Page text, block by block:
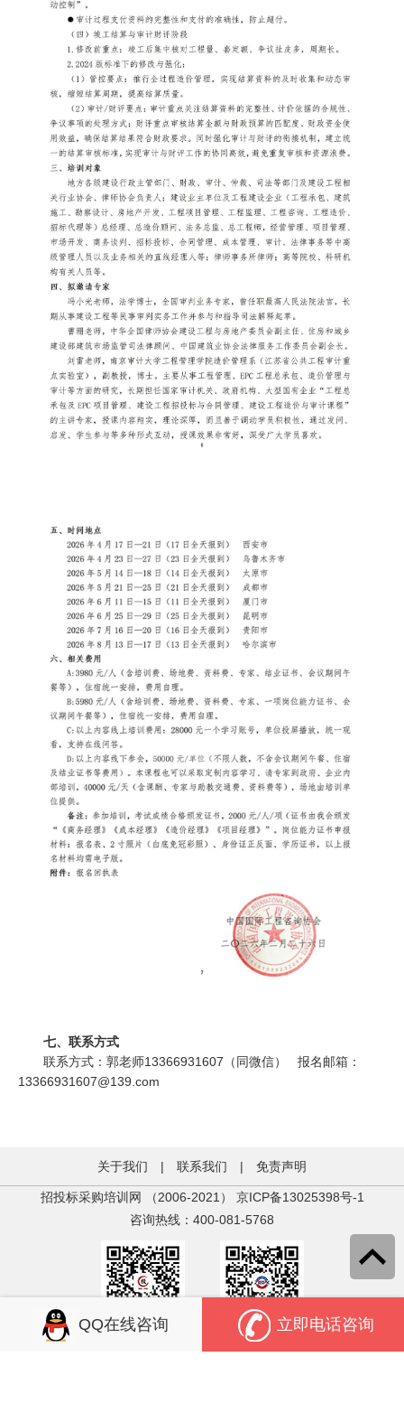
七、联系方式
联系方式：郭老师13366931607（同微信） 报名邮箱：
13366931607@139.com
关于我们 | 联系我们 | 免责声明
招投标采购培训网 （2006-2021） 京ICP备13025398号-1
咨询热线：400-081-5768
关注官方微信
关注官方微信
投标人学苑
QQ在线咨询 立即电话咨询